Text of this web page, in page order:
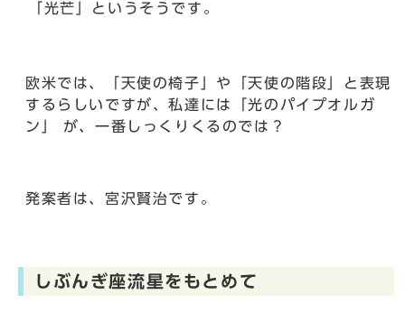
「光芒」というそうです。
欧米では、「天使の椅子」や「天使の階段」と表現
するらしいですが、私達には「光のパイプオルガ
ン」 が、一番しっくりくるのでは？
発案者は、宮沢賢治です。
しぶんぎ座流星をもとめて